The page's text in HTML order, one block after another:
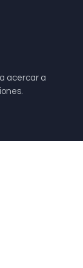
acercar a